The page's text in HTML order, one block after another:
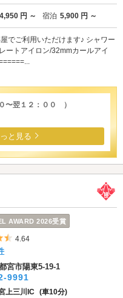
4,950 円 ～ 宿泊 5,900 円 ～
でご利用いただけます♪ シャワー
ートアイロン/32mmカールアイ
翌１２：００ ）
と見る
AWARD 2026受賞
5つ星のうち4.5
4.64
宮市陽東5-19-1
9991
上三川IC (車10分)